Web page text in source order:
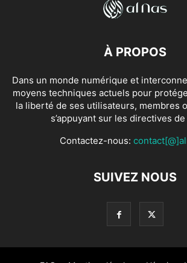
À PROPOS
Dans un monde numérique et
moyens techniques actuels pour
la liberté de ses utilisateurs, membres
s’appuyant sur les directives de
Contactez-nous:
SUIVEZ NOUS